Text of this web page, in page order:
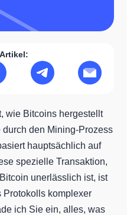
wie Bitcoins hergestellt
den Mining-Prozess
hauptsächlich auf
spezielle Transaktion,
unerlässlich ist, ist
Protokolls komplexer
ich Sie ein, alles, was